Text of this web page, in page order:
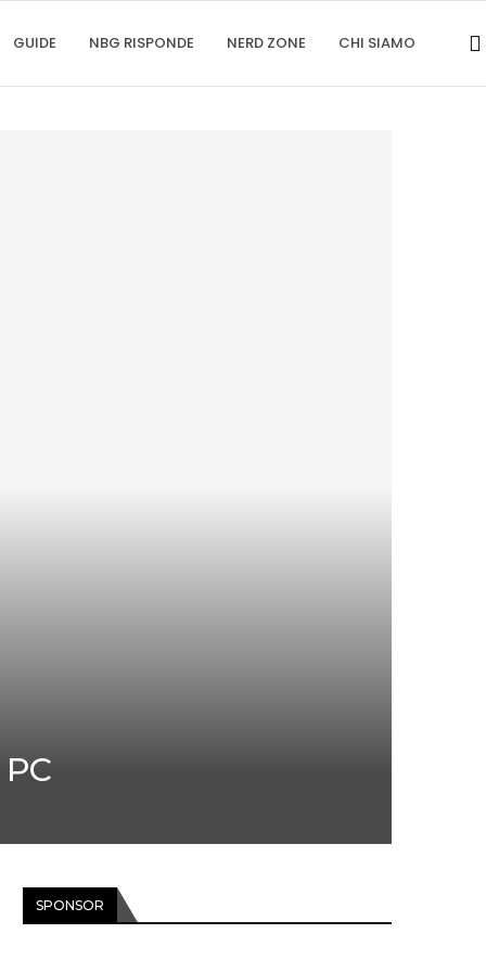
GUIDE NBG RISPONDE NERD ZONE CHI SIAMO
SPONSOR